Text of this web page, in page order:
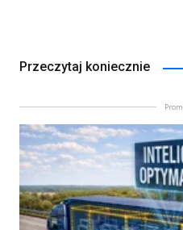
Przeczytaj koniecznie